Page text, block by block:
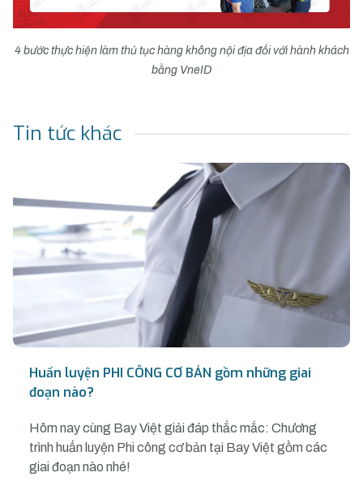
4 bước thực hiện làm thủ tục hàng khôngnội địa đối với hành khách
bằng VneID
Tin tức khác
Huấn luyện PHI CÔNG CƠ BẢN gồm những giai
đoạn nào?
Hôm nay cùng Bay Việt giải đáp thắc mắc: Chương
trình huấn luyện Phi công cơ bản tại Bay Việt gồm các
giai đoạn nào nhé!